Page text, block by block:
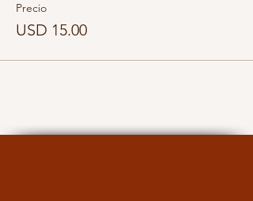
Precio
USD 15.00